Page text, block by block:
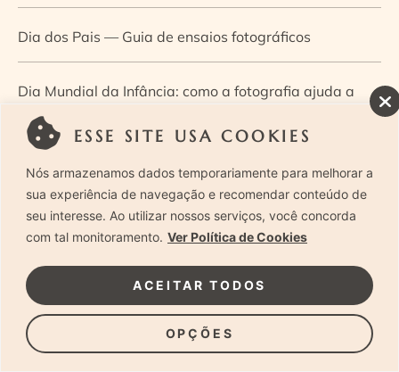
ESSE SITE USA COOKIES
Nós armazenamos dados temporariamente para melhorar a
sua experiência de navegação e recomendar conteúdo de
seu interesse. Ao utilizar nossos serviços, você concorda
com tal monitoramento. Ver Política de Cookies
OPÇÕES
ACEITAR TODOS
Dia dos Pais — Guia de ensaios fotográficos
Dia Mundial da Infância: como a fotografia ajuda a
construir a memória e a identidade da criança
Diário de uma grávida e sua pequena
Dica de especialista: como otimizar o fluxo de trabalho
no ensaio newborn?
Dica de especialista: qual o melhor guia de poses para
fotografia newborn?